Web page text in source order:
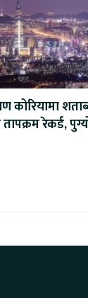
कोरियामा
रेकर्ड,